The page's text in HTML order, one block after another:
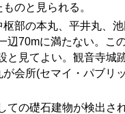
のと見られる。
枢部の本丸、平井丸、
辺70mに満たない。こ
と見てよい。観音寺城
会所(セマイ・パブリ
の礎石建物が検出さ